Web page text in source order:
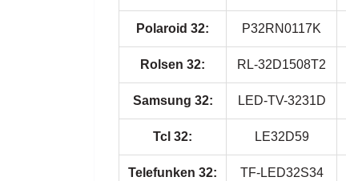
Polaroid 32: P32RN0117K
Rolsen 32: RL-32D1508T2
Samsung 32: LED-TV-3231D
Tcl 32: LE32D59
Telefunken 32: TF-LED32S34